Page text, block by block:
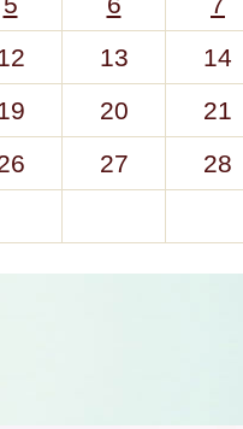
13
14
20
21
27
28